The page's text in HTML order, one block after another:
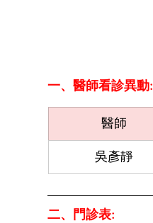
一、醫師看診異動:
醫師
吳彥靜
二、門診表: